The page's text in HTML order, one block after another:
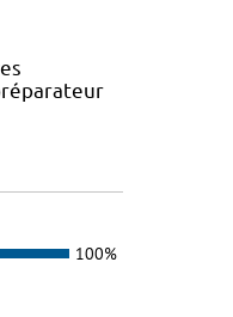
100%